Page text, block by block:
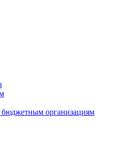
организациям